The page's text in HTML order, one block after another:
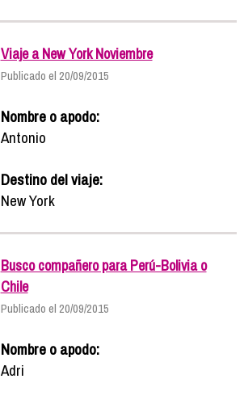
Viaje a New York Noviembre
Publicado el 20/09/2015
Nombre o apodo:
Antonio
Destino del viaje:
New York
Busco compañero para Perú-Bolivia o
Chile
Publicado el 20/09/2015
Nombre o apodo:
Adri